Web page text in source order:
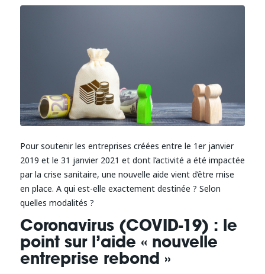
Pour soutenir les entreprises créées entre le 1er janvier
2019 et le 31 janvier 2021 et dont l’activité a été impactée
par la crise sanitaire, une nouvelle aide vient d’être mise
en place. A qui est-elle exactement destinée ? Selon
quelles modalités ?
Coronavirus (COVID-19) : le
point sur l’aide « nouvelle
entreprise rebond »